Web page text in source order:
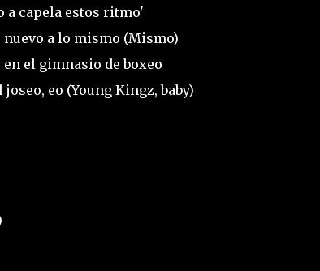
a capela estos ritmo'
nuevo a lo mismo (Mismo)
en el gimnasio de boxeo
eo (Young Kingz, baby)